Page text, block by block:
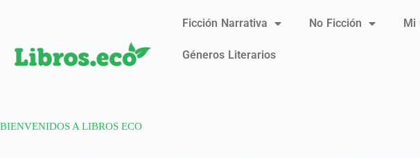
Ficción Narrativa No Ficción Mi
Géneros Literarios
BIENVENIDOS A LIBROS ECO